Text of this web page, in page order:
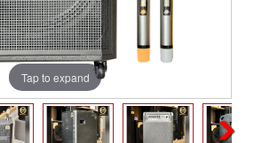
Tap to expand